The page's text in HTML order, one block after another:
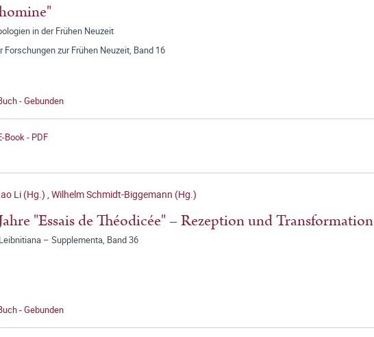
in der Frühen Neuzeit
Forschungen zur Frühen Neuzeit, Band 16
- Gebunden
Book - PDF
Li (Hg.) ,Wilhelm Schmidt-Biggemann (Hg.)
"Essais de Théodicée" – Rezeption und Transformation
– Supplementa, Band 36
- Gebunden